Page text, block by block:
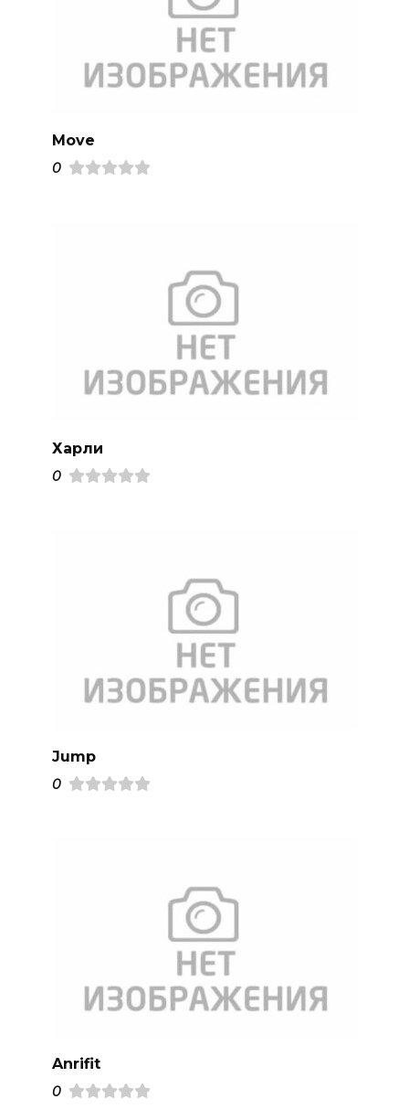
Move
0
Харли
0
Jump
0
Anrifit
0